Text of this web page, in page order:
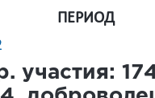
ПЕРИОД
участия: